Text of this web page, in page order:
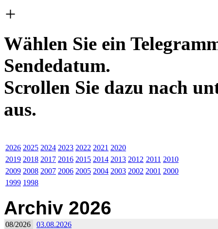
+
Wählen Sie ein
Sendedatum.
Scrollen Sie dazu nach
aus.
2026 2025 2024 2023 2022 2021 2020
2019 2018 2017 2016 2015 2014 2013 2012 2011 2010
2009 2008 2007 2006 2005 2004 2003 2002 2001 2000
1999 1998
Archiv 2026
08/2026
03.08.2026